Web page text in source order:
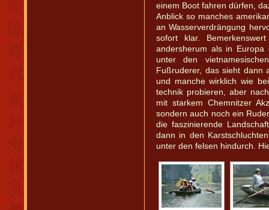
einem Boot fahren dürfen,
Anblick so manches
an Wasserverdrängung
sofort klar.
andersherum als in Europa
unter den
Fußruderer, das sieht dann
und manche wirklich wie
technik probieren, aber
mit starkem Chemnitzer
sondern auch noch ein
die faszinierende
dann in den
unter den felsen hindurch.